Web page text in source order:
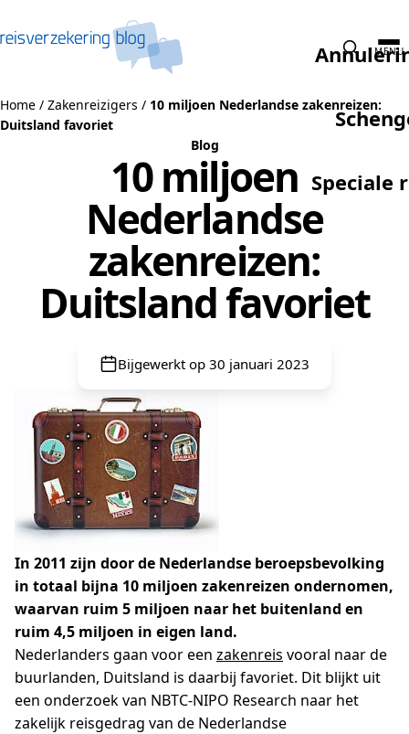
Speciale
MENU
Home / Zakenreizigers / 10 miljoen Nederlandse zakenreizen:
Duitsland favoriet
Blog
10 miljoen
Nederlandse
zakenreizen:
Duitsland favoriet
Bijgewerkt op 30 januari 2023
In 2011 zijn door de Nederlandse beroepsbevolking
in totaal bijna 10 miljoen zakenreizen ondernomen,
waarvan ruim 5 miljoen naar het buitenland en
ruim 4,5 miljoen in eigen land.
Nederlanders gaan voor een zakenreis vooral naar de
buurlanden, Duitsland is daarbij favoriet. Dit blijkt uit
een onderzoek van NBTC-NIPO Research naar het
zakelijk reisgedrag van de Nederlandse